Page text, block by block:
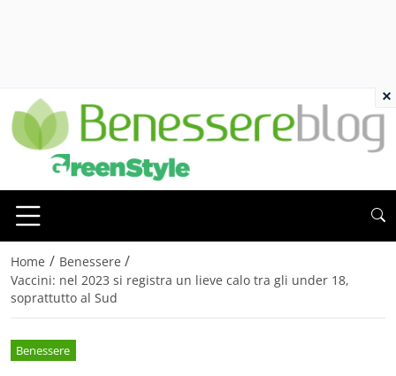
Home / Benessere /
Vaccini: nel 2023 si registra un lieve calo tra gli under 18,
soprattutto al Sud
Benessere
×